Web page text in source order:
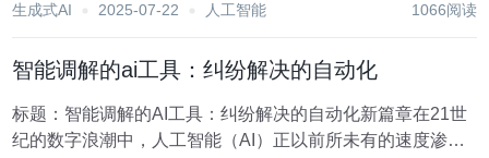
术灵感与手工技艺的领域，正经历着一场由人工智能技术
生成式AI 2025-07-22 人工智能 1066阅读
智能调解的ai工具：纠纷解决的自动化
标题：智能调解的AI工具：纠纷解决的自动化新篇章在21世
纪的数字浪潮中，人工智能（AI）正以前所未有的速度渗透